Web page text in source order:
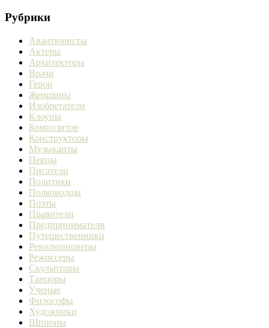
Рубрики
Авантюристы
Актеры
Архитекторы
Врачи
Герои
Женщины
Изобретатели
Клоуны
Композитор
Конструкторы
Музыканты
Певцы
Писатели
Политики
Полководцы
Поэты
Правители
Предприниматели
Путешественники
Революционеры
Режиссеры
Скульпторы
Танцоры
Ученые
Философы
Художники
Шпионы